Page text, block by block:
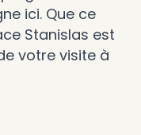
ici. Que ce
Stanislas est
votre visite à